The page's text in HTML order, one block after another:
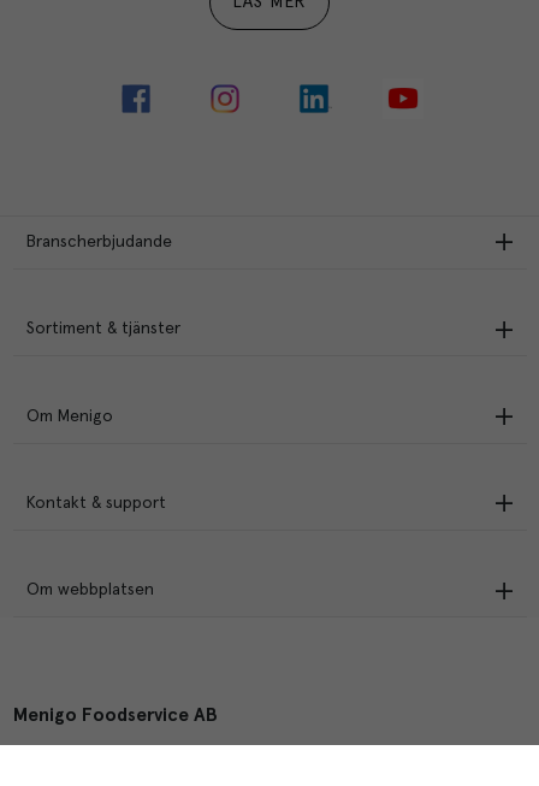
Branscherbjudande
Sortiment & tjänster
Om Menigo
Kontakt & support
Om webbplatsen
Menigo Foodservice AB